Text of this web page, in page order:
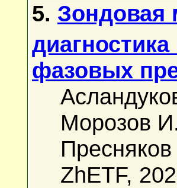
5. Зондовая
фазовых
Морозов
ZhETF,